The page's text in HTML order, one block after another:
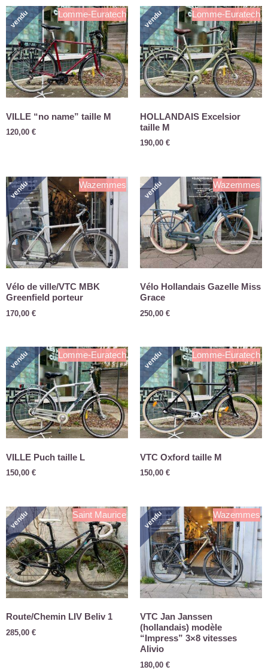
Lomme-Euratech
vendu
VILLE “no name” taille M
120,00 €
Lomme-Euratech
vendu
HOLLANDAIS Excelsior
taille M
190,00 €
Wazemmes
vendu
Vélo de ville/VTC MBK
Greenfield porteur
170,00 €
Wazemmes
vendu
Vélo Hollandais Gazelle Miss
Grace
250,00 €
Lomme-Euratech
vendu
VILLE Puch taille L
150,00 €
Lomme-Euratech
vendu
VTC Oxford taille M
150,00 €
Saint Maurice
vendu
Route/Chemin LIV Beliv 1
285,00 €
Wazemmes
vendu
VTC Jan Janssen
(hollandais) modèle
“Impress” 3×8 vitesses
Alivio
180,00 €